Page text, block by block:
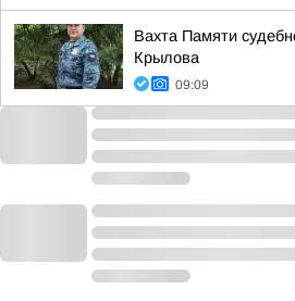
Вахта Памяти
Крылова
09:09